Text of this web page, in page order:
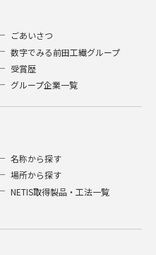
ごあいさつ
数字でみる前田工繊グループ
受賞歴
グループ企業一覧
名称から探す
場所から探す
NETIS取得製品・工法一覧